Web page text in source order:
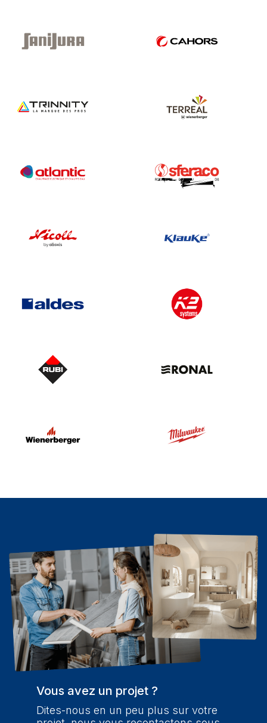
Vous avez un projet ?
Dites-nous en un peu plus sur votre